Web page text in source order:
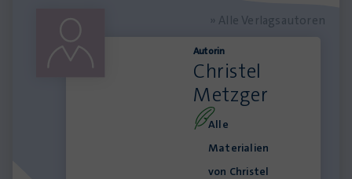
» Alle Verlagsautoren
Autorin
Christel
Metzger
Alle
Materialien
von Christel